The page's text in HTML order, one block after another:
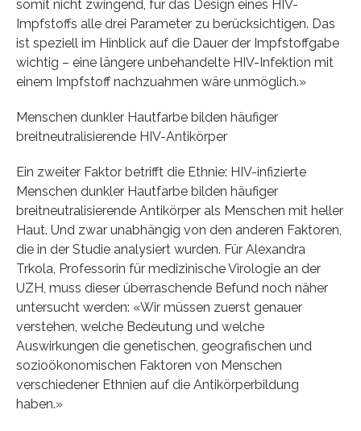
somit nicht zwingend, für das Design eines HIV-
Impfstoffs alle drei Parameter zu berücksichtigen. Das
ist speziell im Hinblick auf die Dauer der Impfstoffgabe
wichtig – eine längere unbehandelte HIV-Infektion mit
einem Impfstoff nachzuahmen wäre unmöglich.»
Menschen dunkler Hautfarbe bilden häufiger
breitneutralisierende HIV-Antikörper
Ein zweiter Faktor betrifft die Ethnie: HIV-infizierte
Menschen dunkler Hautfarbe bilden häufiger
breitneutralisierende Antikörper als Menschen mit heller
Haut. Und zwar unabhängig von den anderen Faktoren,
die in der Studie analysiert wurden. Für Alexandra
Trkola, Professorin für medizinische Virologie an der
UZH, muss dieser überraschende Befund noch näher
untersucht werden: «Wir müssen zuerst genauer
verstehen, welche Bedeutung und welche
Auswirkungen die genetischen, geografischen und
sozioökonomischen Faktoren von Menschen
verschiedener Ethnien auf die Antikörperbildung
haben.»